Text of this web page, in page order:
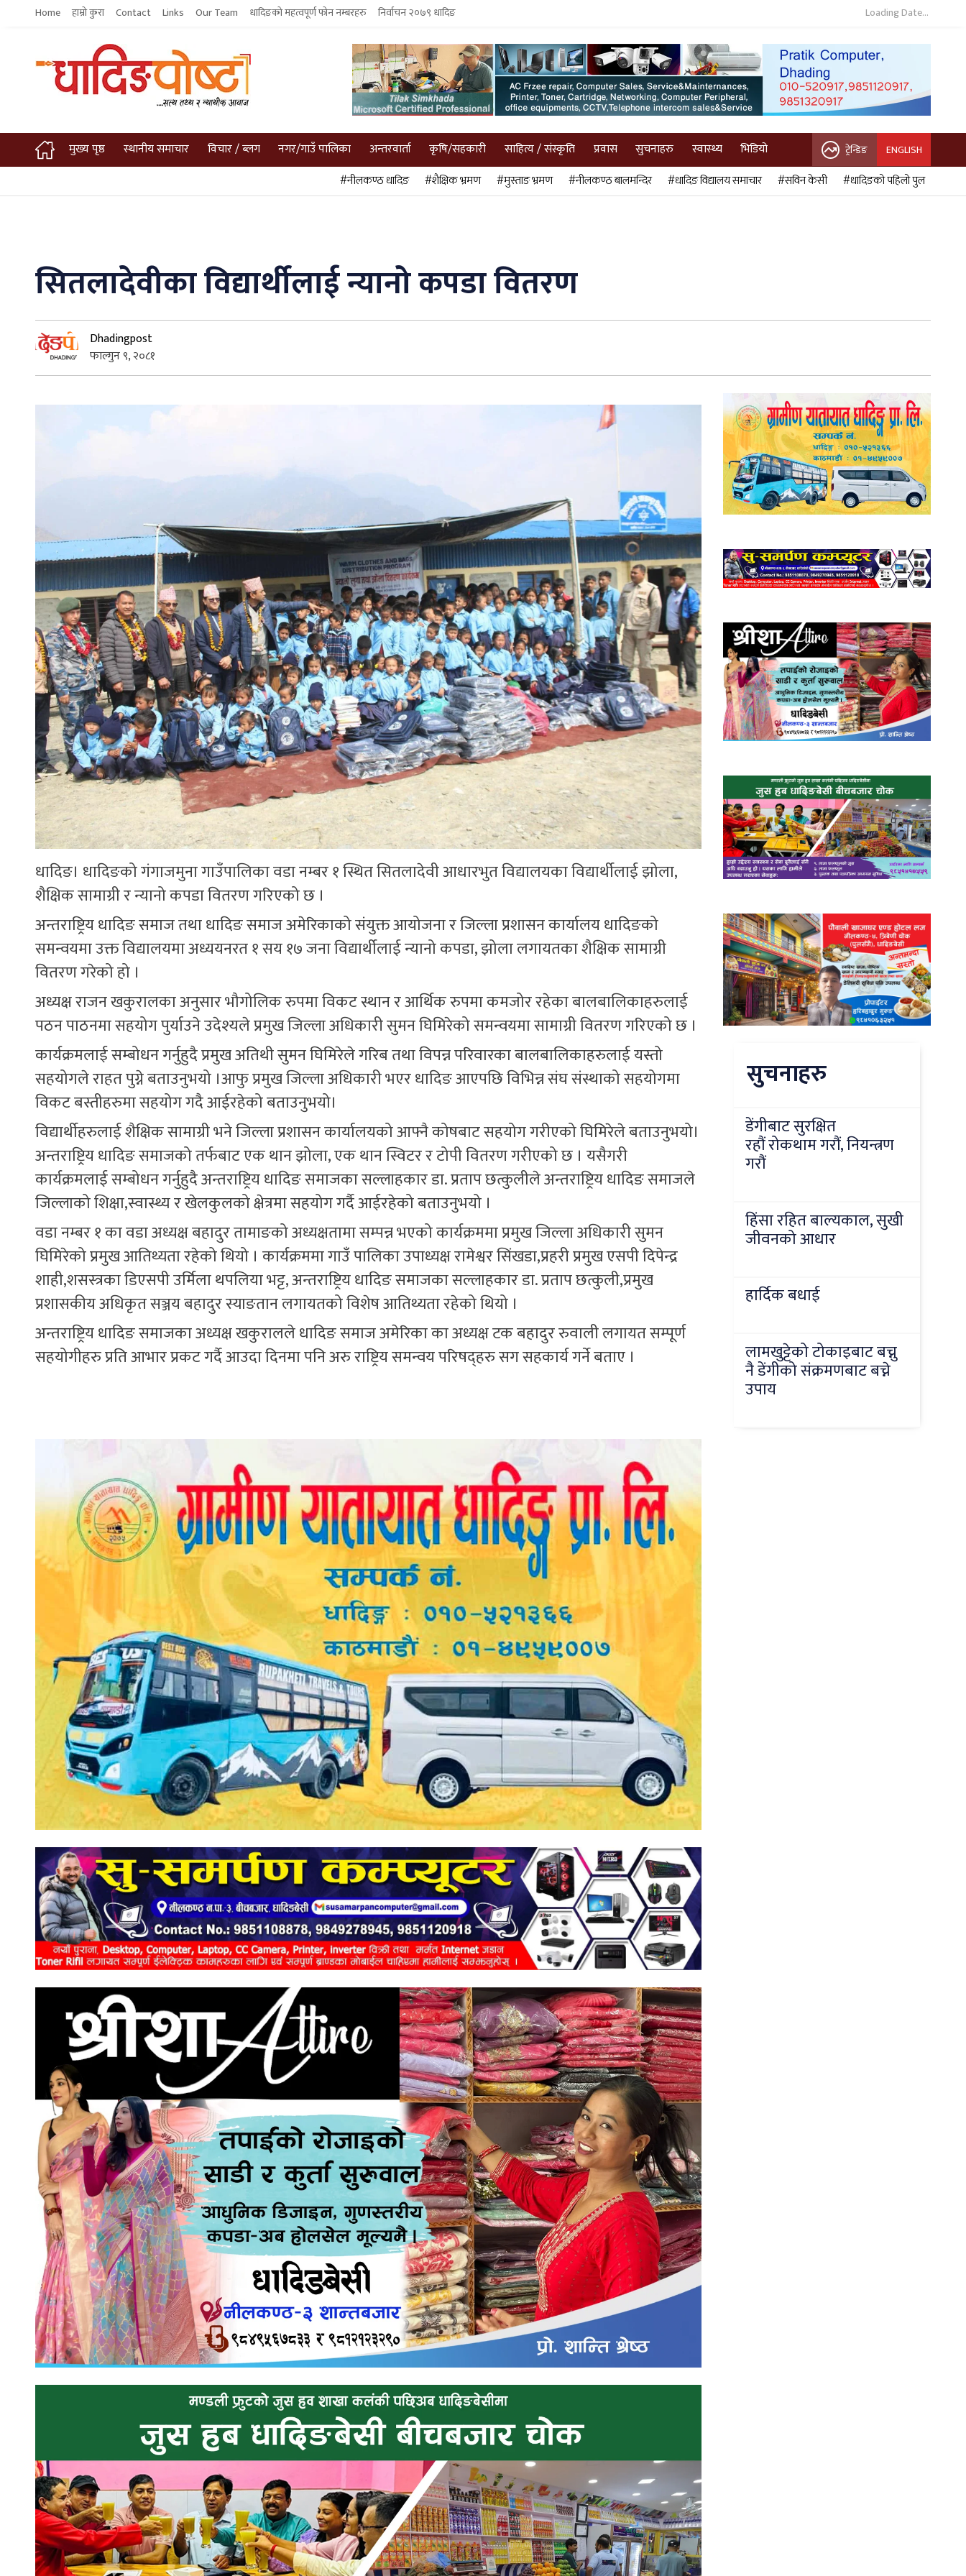
Home हाम्रो कुरा Contact Links Our Team धादिङको महत्वपूर्ण फोन नम्बरहरु निर्वाचन २०७९ धादिङ Loading Date...
मुख्य पृष्ठ स्थानीय समाचार विचार / ब्लग नगर/गाउँ पालिका अन्तरवार्ता कृषि/सहकारी साहित्य / संस्कृति प्रवास सुचनाहरु स्वास्थ्य भिडियो ट्रेन्डिङ ENGLISH
#नीलकण्ठ धादिङ #शैक्षिक भ्रमण #मुस्ताङ भ्रमण #नीलकण्ठ बालमन्दिर #धादिङ विद्यालय समाचार #सविन केसी #धादिङको पहिलो पुल
सितलादेवीका विद्यार्थीलाई न्यानो कपडा वितरण
Dhadingpost
फाल्गुन ९, २०८१
धादिङ। धादिङको गंगाजमुना गाउँपालिका वडा नम्बर १ स्थित सितलादेवी आधारभुत विद्यालयका विद्यार्थीलाई झोला,
शैक्षिक सामाग्री र न्यानो कपडा वितरण गरिएको छ ।
अन्तराष्ट्रिय धादिङ समाज तथा धादिङ समाज अमेरिकाको संयुक्त आयोजना र जिल्ला प्रशासन कार्यालय धादिङको
समन्वयमा उक्त विद्यालयमा अध्ययनरत १ सय १७ जना विद्यार्थीलाई न्यानो कपडा, झोला लगायतका शैक्षिक सामाग्री
वितरण गरेको हो ।
अध्यक्ष राजन खकुरालका अनुसार भौगोलिक रुपमा विकट स्थान र आर्थिक रुपमा कमजोर रहेका बालबालिकाहरुलाई
पठन पाठनमा सहयोग पुर्याउने उदेश्यले प्रमुख जिल्ला अधिकारी सुमन घिमिरेको समन्वयमा सामाग्री वितरण गरिएको छ ।
कार्यक्रमलाई सम्बोधन गर्नुहुदै प्रमुख अतिथी सुमन घिमिरेले गरिब तथा विपन्न परिवारका बालबालिकाहरुलाई यस्तो
सहयोगले राहत पुग्ने बताउनुभयो ।आफु प्रमुख जिल्ला अधिकारी भएर धादिङ आएपछि विभिन्न संघ संस्थाको सहयोगमा
विकट बस्तीहरुमा सहयोग गदै आईरहेको बताउनुभयो।
विद्यार्थीहरुलाई शैक्षिक सामाग्री भने जिल्ला प्रशासन कार्यालयको आफ्नै कोषबाट सहयोग गरीएको घिमिरेले बताउनुभयो।
अन्तराष्ट्रिय धादिङ समाजको तर्फबाट एक थान झोला, एक थान स्विटर र टोपी वितरण गरीएको छ । यसैगरी
कार्यक्रमलाई सम्बोधन गर्नुहुदै अन्तराष्ट्रिय धादिङ समाजका सल्लाहकार डा. प्रताप छत्कुलीले अन्तराष्ट्रिय धादिङ समाजले
जिल्लाको शिक्षा,स्वास्थ्य र खेलकुलको क्षेत्रमा सहयोग गर्दै आईरहेको बताउनुभयो ।
वडा नम्बर १ का वडा अध्यक्ष बहादुर तामाङको अध्यक्षतामा सम्पन्न भएको कार्यक्रममा प्रमुख जिल्ला अधिकारी सुमन
घिमिरेको प्रमुख आतिथ्यता रहेको थियो । कार्यक्रममा गाउँ पालिका उपाध्यक्ष रामेश्वर सिंखडा,प्रहरी प्रमुख एसपी दिपेन्द्र
शाही,शसस्त्रका डिएसपी उर्मिला थपलिया भट्ट, अन्तराष्ट्रिय धादिङ समाजका सल्लाहकार डा. प्रताप छत्कुली,प्रमुख
प्रशासकीय अधिकृत सञ्जय बहादुर स्याङतान लगायतको विशेष आतिथ्यता रहेको थियो ।
अन्तराष्ट्रिय धादिङ समाजका अध्यक्ष खकुरालले धादिङ समाज अमेरिका का अध्यक्ष टक बहादुर रुवाली लगायत सम्पूर्ण
सहयोगीहरु प्रति आभार प्रकट गर्दै आउदा दिनमा पनि अरु राष्ट्रिय समन्वय परिषद्हरु सग सहकार्य गर्ने बताए ।
सुचनाहरु
डेंगीबाट सुरक्षित
रहौं रोकथाम गरौं, नियन्त्रण
गरौं
हिंसा रहित बाल्यकाल, सुखी
जीवनको आधार
हार्दिक बधाई
लामखुट्टेको टोकाइबाट बच्नु
नै डेंगीको संक्रमणबाट बच्ने
उपाय